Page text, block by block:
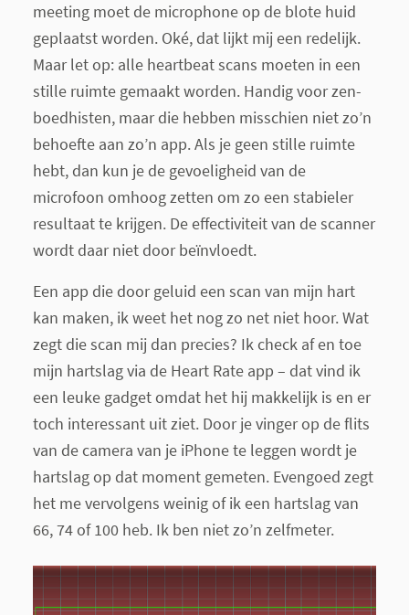
meeting moet de microphone op de blote huid
geplaatst worden. Oké, dat lijkt mij een redelijk.
Maar let op: alle heartbeat scans moeten in een
stille ruimte gemaakt worden. Handig voor zen-
boedhisten, maar die hebben misschien niet zo’n
behoefte aan zo’n app. Als je geen stille ruimte
hebt, dan kun je de gevoeligheid van de
microfoon omhoog zetten om zo een stabieler
resultaat te krijgen. De effectiviteit van de scanner
wordt daar niet door beïnvloedt.
Een app die door geluid een scan van mijn hart
kan maken, ik weet het nog zo net niet hoor. Wat
zegt die scan mij dan precies? Ik check af en toe
mijn hartslag via de Heart Rate app – dat vind ik
een leuke gadget omdat het hij makkelijk is en er
toch interessant uit ziet. Door je vinger op de flits
van de camera van je iPhone te leggen wordt je
hartslag op dat moment gemeten. Evengoed zegt
het me vervolgens weinig of ik een hartslag van
66, 74 of 100 heb. Ik ben niet zo’n zelfmeter.